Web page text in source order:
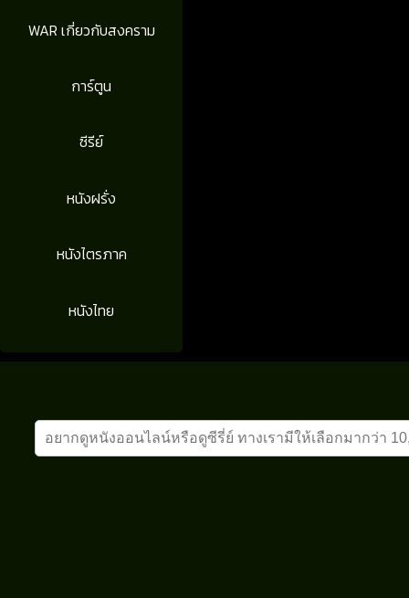
WAR เกี่ยวกับสงคราม
การ์ตูน
ซีรีย์
หนังฝรั่ง
หนังไตรภาค
หนังไทย